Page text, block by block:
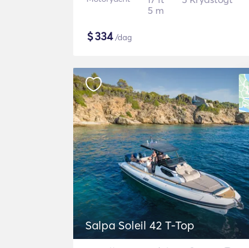
5 m
$334/dag
Salpa Soleil 42 T-Top